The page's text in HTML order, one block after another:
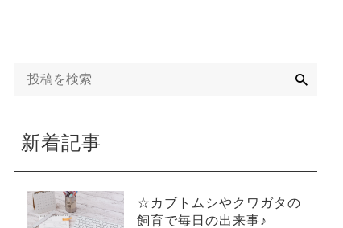
菌糸について
コバエやダニ対策
初心者編 Q&A
店長のブログ
新着記事
☆カブトムシやクワガタの
飼育で毎日の出来事♪